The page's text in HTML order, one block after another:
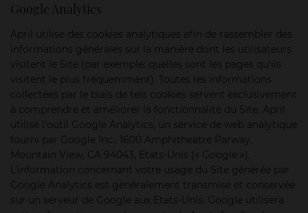
Google Analytics
April utilise des cookies analytiques afin de rassembler des
informations générales sur la manière dont les utilisateurs
visitent le Site (par exemple: quelles sont les pages qu’ils
visitent le plus fréquemment). Toutes les informations
collectées par le biais de tels cookies servent exclusivement
à comprendre et améliorer la fonctionnalité du Site. April
utilise l’outil Google Analytics, un service de web analytique
fourni par Google Inc., 1600 Amphitheatre Parway,
Mountain View, CA 94043, Etats-Unis (« Google »).
L’information concernant votre usage du Site générée par
Google Analytics est généralement transmise et conservée
sur un serveur de Google aux Etats-Unis. Google utilisera